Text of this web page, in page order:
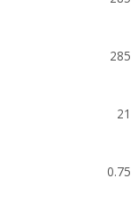
285
21
0.75